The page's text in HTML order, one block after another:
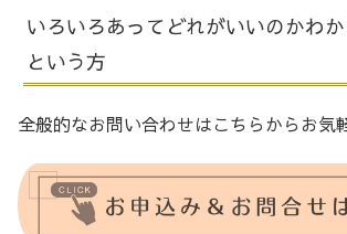
いろいろあってどれがいいのかわか
という方
全般的なお問い合わせはこちらからお気